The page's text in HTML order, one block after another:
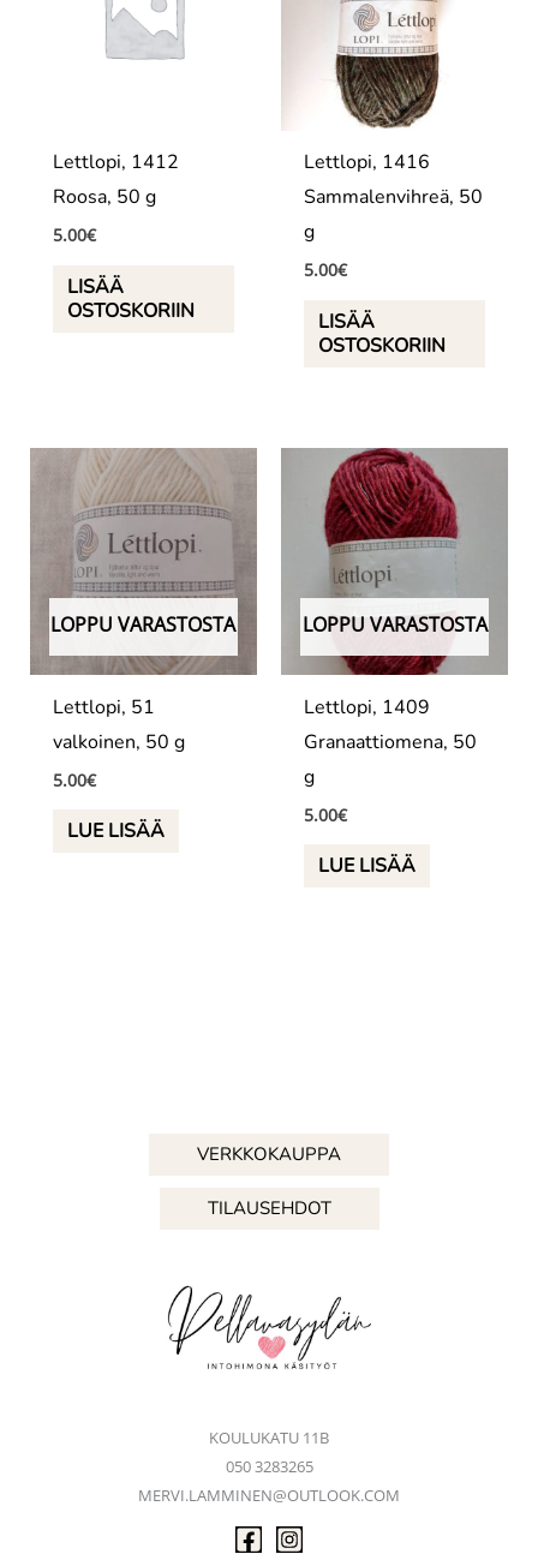
Lettlopi, 1412
Roosa, 50 g
5.00€
LISÄÄ
OSTOSKORIIN
Lettlopi, 1416
Sammalenvihreä, 50
g
5.00€
LISÄÄ
OSTOSKORIIN
LOPPU VARASTOSTA
Lettlopi, 51
valkoinen, 50 g
5.00€
LUE LISÄÄ
LOPPU VARASTOSTA
Lettlopi, 1409
Granaattiomena, 50
g
5.00€
LUE LISÄÄ
VERKKOKAUPPA
TILAUSEHDOT
KOULUKATU 11B
050 3283265
MERVI.LAMMINEN@OUTLOOK.COM